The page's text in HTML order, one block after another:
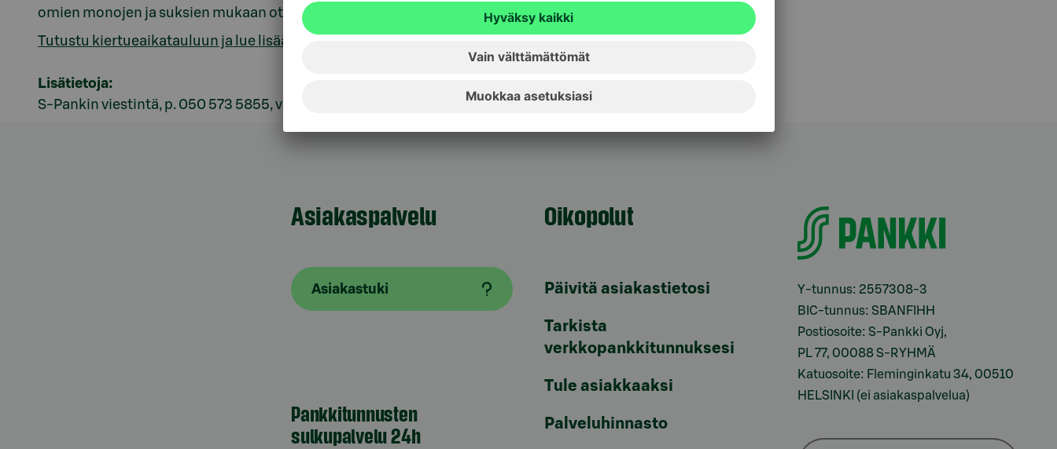
omien monojen ja suksien mukaan ottamista suositellaan.
Tutustu kiertueaikatauluun ja lue lisää Lasten Lumipäivistä
Lisätietoja:
S-Pankin viestintä, p. 050 573 5855, viestinta@s-pankki.fi
Asiakaspalvelu
Asiakastuki
Pankkitunnusten
sulkupalvelu 24h
Oikopolut
Päivitä asiakastietosi
Tarkista
verkkopankkitunnuksesi
Tule asiakkaaksi
Palveluhinnasto
Y-tunnus: 2557308-3
BIC-tunnus: SBANFIHH
Postiosoite: S-Pankki Oyj,
PL 77, 00088 S-RYHMÄ
Katuosoite: Fleminginkatu 34, 00510
HELSINKI (ei asiakaspalvelua)